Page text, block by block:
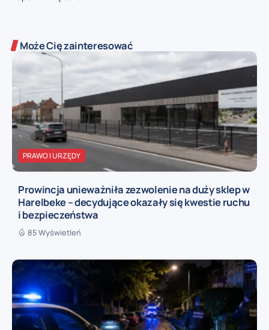
Może Cię zainteresować
PRAWO I URZĘDY
Prowincja unieważniła zezwolenie na duży sklep w
Harelbeke – decydujące okazały się kwestie ruchu
i bezpieczeństwa
85 Wyświetleń